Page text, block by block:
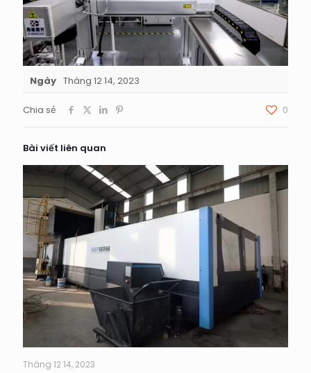
Ngày Tháng 12 14, 2023
Chia sẻ 0
Bài viết liên quan
Tháng 12 14, 2023